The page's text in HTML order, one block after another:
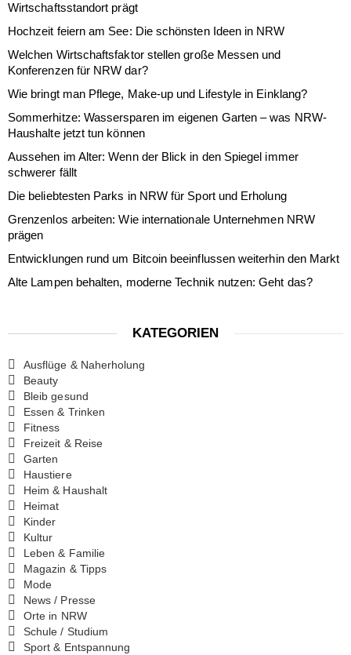
Wirtschaftsstandort prägt
Hochzeit feiern am See: Die schönsten Ideen in NRW
Welchen Wirtschaftsfaktor stellen große Messen und
Konferenzen für NRW dar?
Wie bringt man Pflege, Make-up und Lifestyle in Einklang?
Sommerhitze: Wassersparen im eigenen Garten – was NRW-
Haushalte jetzt tun können
Aussehen im Alter: Wenn der Blick in den Spiegel immer
schwerer fällt
Die beliebtesten Parks in NRW für Sport und Erholung
Grenzenlos arbeiten: Wie internationale Unternehmen NRW
prägen
Entwicklungen rund um Bitcoin beeinflussen weiterhin den Markt
Alte Lampen behalten, moderne Technik nutzen: Geht das?
KATEGORIEN
Ausflüge & Naherholung
Beauty
Bleib gesund
Essen & Trinken
Fitness
Freizeit & Reise
Garten
Haustiere
Heim & Haushalt
Heimat
Kinder
Kultur
Leben & Familie
Magazin & Tipps
Mode
News / Presse
Orte in NRW
Schule / Studium
Sport & Entspannung